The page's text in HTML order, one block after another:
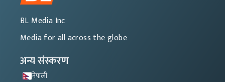
BL Media Inc
Media for all across the globe
अन्य संस्करण
नेपाली